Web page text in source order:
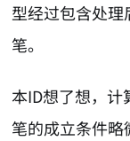
型经过包含处
笔。
本ID想了想，
笔的成立条件